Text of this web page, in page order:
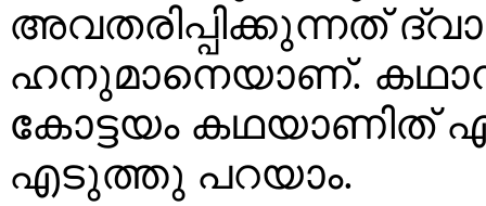
അവതരിപ്പിക്കുന്നത്
ഹനുമാനെയാണ്.
കോട്ടയം കഥയാണിത്
എടുത്തു പറയാം.